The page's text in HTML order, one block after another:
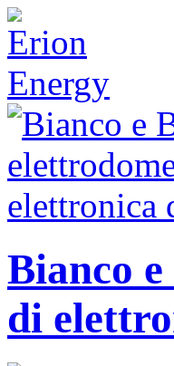
Bianco
di